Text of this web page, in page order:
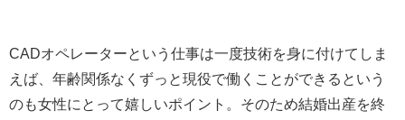
CADオペレーターという仕事は一度技術を身に付けてしま
えば、年齢関係なくずっと現役で働くことができるという
のも女性にとって嬉しいポイント。そのため結婚出産を終